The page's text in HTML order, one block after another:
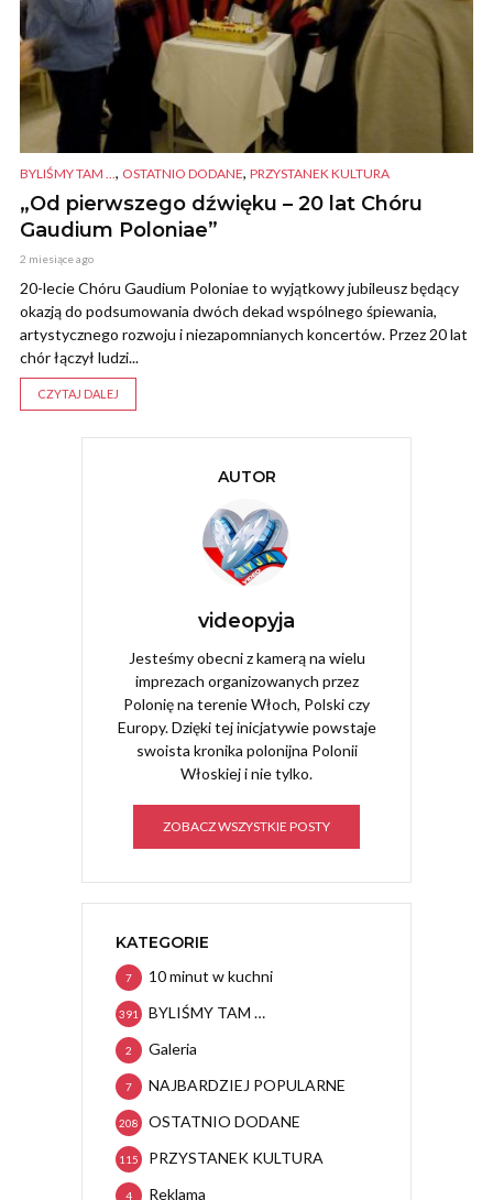
BYLIŚMY TAM ..., OSTATNIO DODANE, PRZYSTANEK KULTURA
„Od pierwszego dźwięku – 20 lat Chóru
Gaudium Poloniae”
2 miesiące ago
20-lecie Chóru Gaudium Poloniae to wyjątkowy jubileusz będący
okazją do podsumowania dwóch dekad wspólnego śpiewania,
artystycznego rozwoju i niezapomnianych koncertów. Przez 20 lat
chór łączył ludzi...
CZYTAJ DALEJ
AUTOR
videopyja
Jesteśmy obecni z kamerą na wielu
imprezach organizowanych przez
Polonię na terenie Włoch, Polski czy
Europy. Dzięki tej inicjatywie powstaje
swoista kronika polonijna Polonii
Włoskiej i nie tylko.
ZOBACZ WSZYSTKIE POSTY
KATEGORIE
10 minut w kuchni
7
BYLIŚMY TAM …
391
Galeria
2
NAJBARDZIEJ POPULARNE
7
OSTATNIO DODANE
208
PRZYSTANEK KULTURA
115
Reklama
4